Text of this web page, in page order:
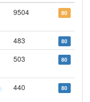
9504 80
483 80
503 80
440 80